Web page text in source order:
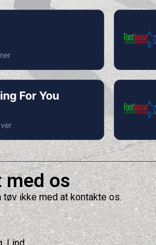
For You
med os
tøv ikke med at kontakte os.